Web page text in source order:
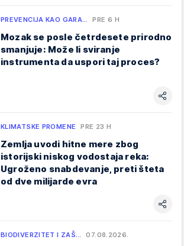
PREVENCIJA KAO GARA… PRE 6 H
Mozak se posle četrdesete prirodno
smanjuje: Može li sviranje
instrumenta da uspori taj proces?
KLIMATSKE PROMENE PRE 23 H
Zemlja uvodi hitne mere zbog
istorijski niskog vodostaja reka:
Ugroženo snabdevanje, preti šteta
od dve milijarde evra
BIODIVERZITET I ZAŠ… 07.08.2026.